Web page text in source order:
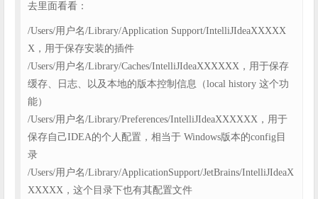
去里面看看：
/Users/用户名/Library/Application Support/IntelliJIdeaXXXXX
X，用于保存安装的插件
/Users/用户名/Library/Caches/IntelliJIdeaXXXXXX，用于保存
缓存、日志、以及本地的版本控制信息（local history 这个功
能）
/Users/用户名/Library/Preferences/IntelliJIdeaXXXXXX，用于
保存自己IDEA的个人配置，相当于 Windows版本的config目
录
/Users/用户名/Library/ApplicationSupport/JetBrains/IntelliJIdeaX
XXXXX，这个目录下也有其配置文件